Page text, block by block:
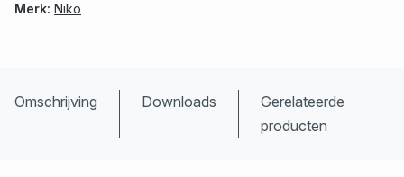
Merk: Niko
Omschrijving Downloads
Gerelateerde
producten